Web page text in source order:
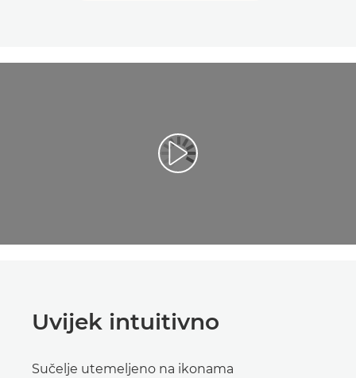
Reproduciraj videozapis
Uvijek intuitivno
Sučelje utemeljeno na ikonama